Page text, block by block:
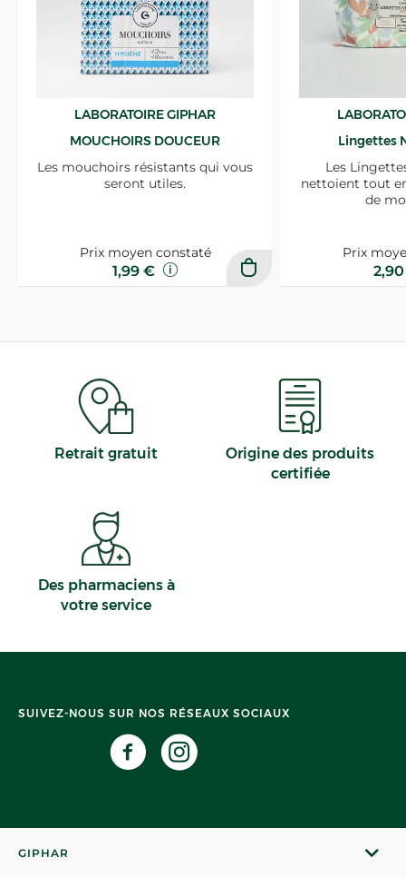
LABORATOIRE GIPHAR
MOUCHOIRS DOUCEUR
Les mouchoirs résistants qui vous
seront utiles.
Prix moyen constaté
1,99 €
Lingettes
Les
nettoient tout
de
Prix
Retrait gratuit
Origine des produits
certifiée
Des pharmaciens à
votre service
SUIVEZ-NOUS SUR NOS RÉSEAUX SOCIAUX
GIPHAR